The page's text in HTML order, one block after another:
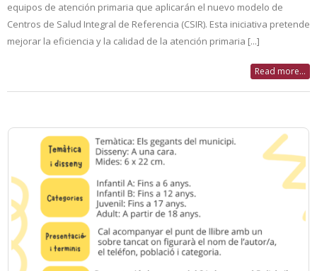
equipos de atención primaria que aplicarán el nuevo modelo de
Centros de Salud Integral de Referencia (CSIR). Esta iniciativa pretende
mejorar la eficiencia y la calidad de la atención primaria [...]
Read more...